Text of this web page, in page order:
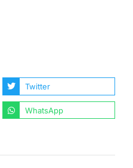
Twitter
WhatsApp